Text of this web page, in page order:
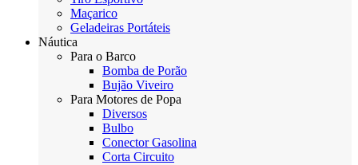
Maçarico
Geladeiras Portáteis
Náutica
Para o Barco
Bomba de Porão
Bujão Viveiro
Para Motores de Popa
Diversos
Bulbo
Conector Gasolina
Corta Circuito